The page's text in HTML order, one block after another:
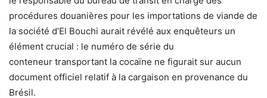
procédures douanières pour les importations de viande de
la société d’El Bouchi aurait révélé aux enquêteurs un
élément crucial : le numéro de série du
conteneur transportant la cocaïne ne figurait sur aucun
document officiel relatif à la cargaison en provenance du
Brésil.